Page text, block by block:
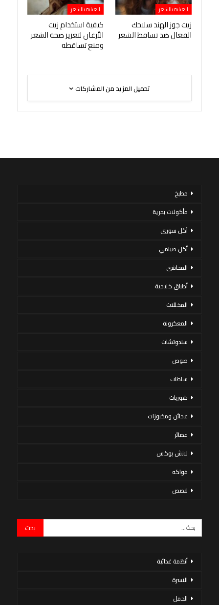
العناية بالشعر
زيت جوز الهند سلاحك
الفعال ضد تساقط الشعر
العناية بالشعر
كيفية استخدام زيت
الأرغان لتعزيز صحة الشعر
ومنع تساقطه
تحميل المزيد من المشاركات
مطبخ
مأكولات بحرية
أكل سورى
أكل صيامي
المحاشي
أطباق خليجية
المخللات
المعكرونة
سندوتشات
صوص
سلطات
شوربات
عجائن ومخبوزات
عصائر
لانش بوكس
فواكه
قصص
أنظمة غذائية
الاسرة
الحمل